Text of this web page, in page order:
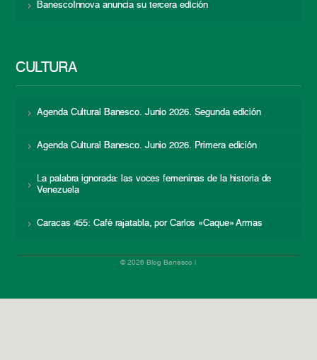
BanescoInnova anuncia su tercera edición
CULTURA
Agenda Cultural Banesco. Junio 2026. Segunda edición
Agenda Cultural Banesco. Junio 2026. Primera edición
La palabra ignorada: las voces femeninas de la historia de
Venezuela
Caracas 455: Café rajatabla, por Carlos «Caque» Armas
© 2026 Blog Banesco |